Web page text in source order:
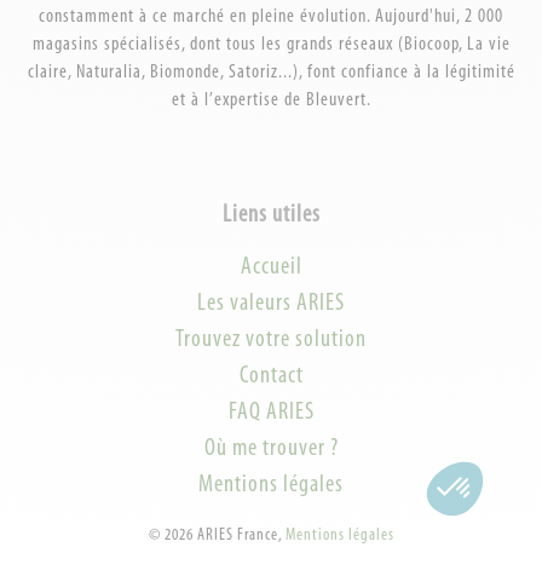
constamment à ce marché en pleine évolution. Aujourd'hui, 2 000
magasins spécialisés, dont tous les grands réseaux (Biocoop, La vie
claire, Naturalia, Biomonde, Satoriz...), font confiance à la légitimité
et à l’expertise de Bleuvert.
Liens utiles
Accueil
Les valeurs ARIES
Trouvez votre solution
Contact
FAQ ARIES
Où me trouver ?
Mentions légales
© 2026 ARIES France, Mentions légales